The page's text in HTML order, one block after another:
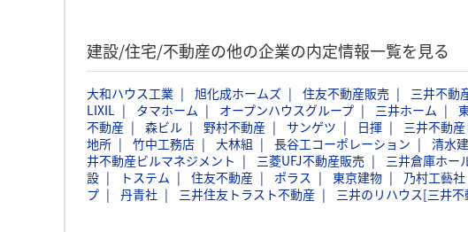
建設/住宅/不動産の他の企業の内定情報一覧を見る
大和ハウス工業 旭化成ホームズ 住友不動産販売 三井不動
LIXIL
タマホーム オープンハウスグループ 三井ホーム
不動産
森ビル 野村不動産 サンゲツ 日揮 三井不動
地所
竹中工務店 大林組 長谷工コーポレーション 清水
井不動産ビルマネジメント
三菱UFJ不動産販売 三井倉庫ホー
設
トステム 住友不動産 ポラス 東京建物 乃村工藝社
プ
丹青社 三井住友トラスト不動産 三井のリハウス[三井